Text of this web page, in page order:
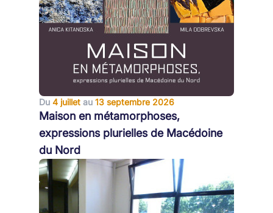
Du 4 juillet au 13 septembre 2026
Maison en métamorphoses,
expressions plurielles de Macédoine
du Nord